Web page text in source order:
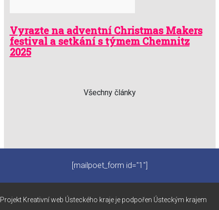
Vyrazte na adventní Christmas Makers
festival a setkání s týmem Chemnitz
2025
Všechny články
[mailpoet_form id="1"]
Projekt Kreativní web Ústeckého kraje je podpořen Ústeckým krajem